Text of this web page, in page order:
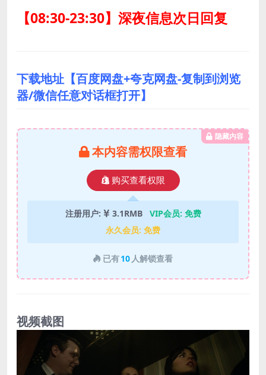
【08:30-23:30】深夜信息次日回复
下载地址【百度网盘+夸克网盘-复制到浏览
器/微信任意对话框打开】
隐藏内容
本内容需权限查看
购买查看权限
注册用户: 3.1RMB VIP会员: 免费
永久会员: 免费
已有10 人解锁查看
视频截图